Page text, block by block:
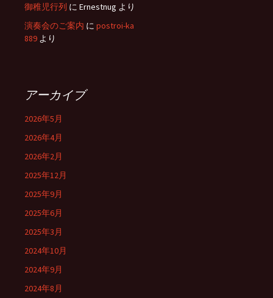
御稚児行列 に Ernestnug より
演奏会のご案内 に postroi-ka
889 より
アーカイブ
2026年5月
2026年4月
2026年2月
2025年12月
2025年9月
2025年6月
2025年3月
2024年10月
2024年9月
2024年8月